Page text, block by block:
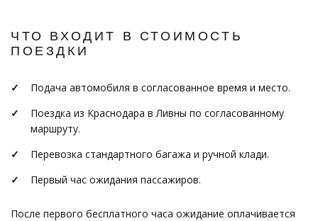
ЧТО ВХОДИТ В СТОИМОСТЬ
ПОЕЗДКИ
Подача автомобиля в согласованное время и место.
Поездка из Краснодара в Ливны по согласованному
маршруту.
Перевозка стандартного багажа и ручной клади.
Первый час ожидания пассажиров.
После первого бесплатного часа ожидание оплачивается